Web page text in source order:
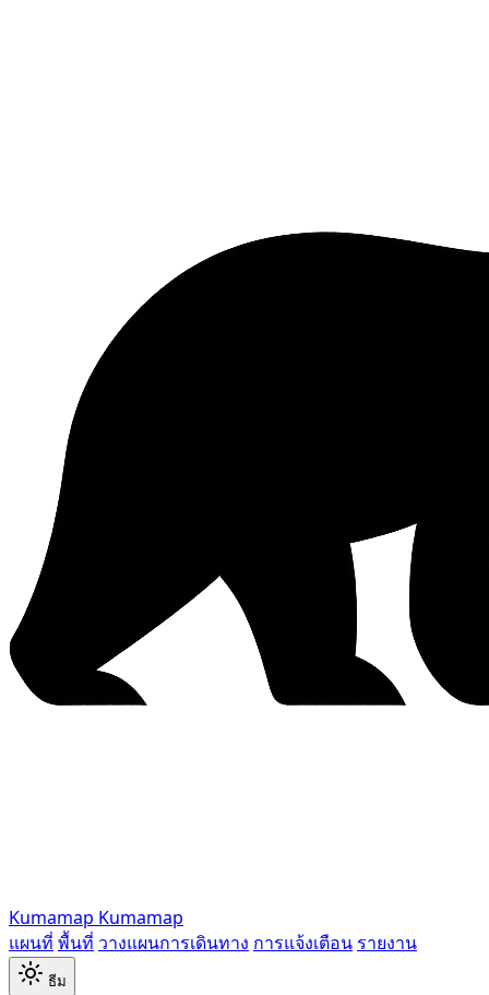
Kumamap Kumamap
แผนที่ พื้นที่ วางแผนการเดินทาง การแจ้งเตือน รายงาน
ธีม